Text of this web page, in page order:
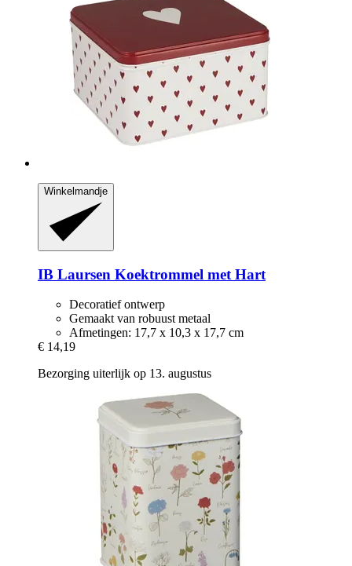
Winkelmandje
IB Laursen Koektrommel met Hart
Decoratief ontwerp
Gemaakt van robuust metaal
Afmetingen: 17,7 x 10,3 x 17,7 cm
€ 14,19
Bezorging uiterlijk op 13. augustus